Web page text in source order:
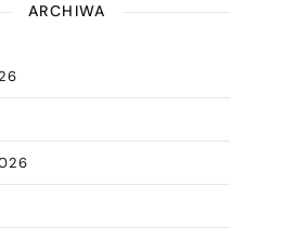
ARCHIWA